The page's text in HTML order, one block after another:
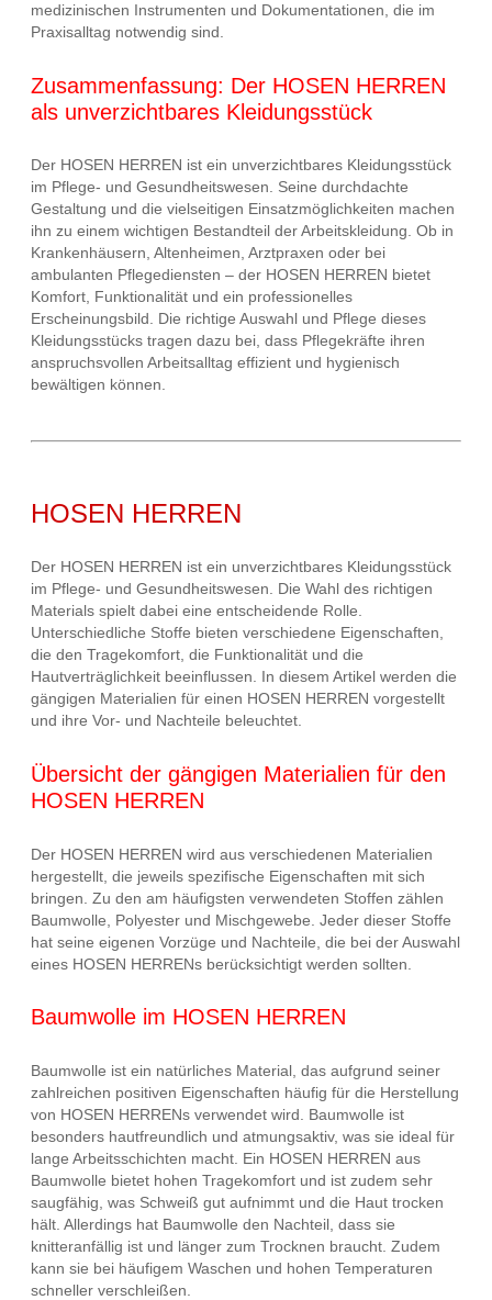
medizinischen Instrumenten und Dokumentationen, die im
Praxisalltag notwendig sind.
Zusammenfassung: Der HOSEN HERREN
als unverzichtbares Kleidungsstück
Der HOSEN HERREN ist ein unverzichtbares Kleidungsstück
im Pflege- und Gesundheitswesen. Seine durchdachte
Gestaltung und die vielseitigen Einsatzmöglichkeiten machen
ihn zu einem wichtigen Bestandteil der Arbeitskleidung. Ob in
Krankenhäusern, Altenheimen, Arztpraxen oder bei
ambulanten Pflegediensten – der HOSEN HERREN bietet
Komfort, Funktionalität und ein professionelles
Erscheinungsbild. Die richtige Auswahl und Pflege dieses
Kleidungsstücks tragen dazu bei, dass Pflegekräfte ihren
anspruchsvollen Arbeitsalltag effizient und hygienisch
bewältigen können.
HOSEN HERREN
Der HOSEN HERREN ist ein unverzichtbares Kleidungsstück
im Pflege- und Gesundheitswesen. Die Wahl des richtigen
Materials spielt dabei eine entscheidende Rolle.
Unterschiedliche Stoffe bieten verschiedene Eigenschaften,
die den Tragekomfort, die Funktionalität und die
Hautverträglichkeit beeinflussen. In diesem Artikel werden die
gängigen Materialien für einen HOSEN HERREN vorgestellt
und ihre Vor- und Nachteile beleuchtet.
Übersicht der gängigen Materialien für den
HOSEN HERREN
Der HOSEN HERREN wird aus verschiedenen Materialien
hergestellt, die jeweils spezifische Eigenschaften mit sich
bringen. Zu den am häufigsten verwendeten Stoffen zählen
Baumwolle, Polyester und Mischgewebe. Jeder dieser Stoffe
hat seine eigenen Vorzüge und Nachteile, die bei der Auswahl
eines HOSEN HERRENs berücksichtigt werden sollten.
Baumwolle im HOSEN HERREN
Baumwolle ist ein natürliches Material, das aufgrund seiner
zahlreichen positiven Eigenschaften häufig für die Herstellung
von HOSEN HERRENs verwendet wird. Baumwolle ist
besonders hautfreundlich und atmungsaktiv, was sie ideal für
lange Arbeitsschichten macht. Ein HOSEN HERREN aus
Baumwolle bietet hohen Tragekomfort und ist zudem sehr
saugfähig, was Schweiß gut aufnimmt und die Haut trocken
hält. Allerdings hat Baumwolle den Nachteil, dass sie
knitteranfällig ist und länger zum Trocknen braucht. Zudem
kann sie bei häufigem Waschen und hohen Temperaturen
schneller verschleißen.